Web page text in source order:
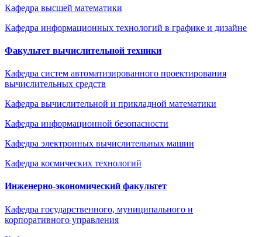
Кафедра высшей математики
Кафедра информационных технологий в графике и дизайне
Факультет вычислительной техники
Кафедра систем автоматизированного проектирования
вычислительных средств
Кафедра вычислительной и прикладной математики
Кафедра информационной безопасности
Кафедра электронных вычислительных машин
Кафедра космических технологий
Инженерно-экономический факультет
Кафедра государственного, муниципального и
корпоративного управления